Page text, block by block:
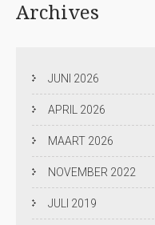
Archives
JUNI 2026
APRIL 2026
MAART 2026
NOVEMBER 2022
JULI 2019